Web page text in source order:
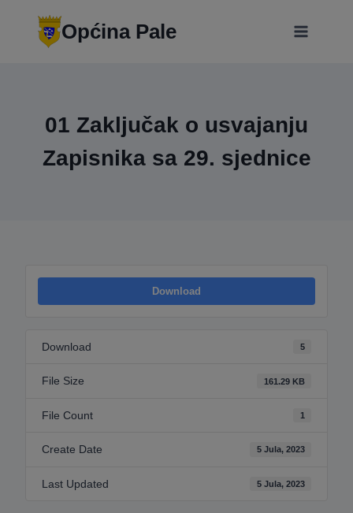
Općina Pale
01 Zaključak o usvajanju
Zapisnika sa 29. sjednice
Download
Download 5
File Size 161.29 KB
File Count 1
Create Date 5 Jula, 2023
Last Updated 5 Jula, 2023